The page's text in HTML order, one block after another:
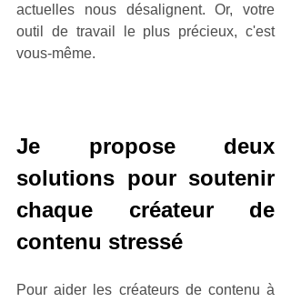
actuelles nous désalignent. Or, votre
outil de travail le plus précieux, c'est
vous-même.
Je propose deux
solutions pour soutenir
chaque créateur de
contenu stressé
Pour aider les créateurs de contenu à